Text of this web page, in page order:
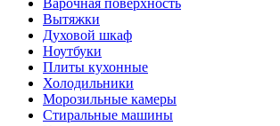
Варочная поверхность
Вытяжки
Духовой шкаф
Ноутбуки
Плиты кухонные
Холодильники
Морозильные камеры
Стиральные машины